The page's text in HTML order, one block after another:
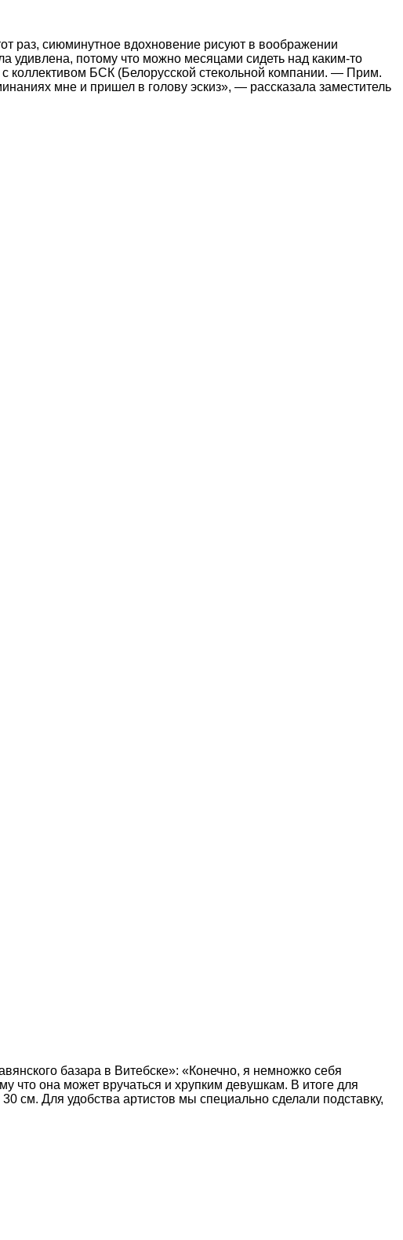
раз, сиюминутное вдохновение рисуют в воображении
удивлена, потому что можно месяцами сидеть над каким-то
коллективом БСК (Белорусской стекольной компании. — Прим.
мне и пришел в голову эскиз», — рассказала заместитель
базара в Витебске»: «Конечно, я немножко себя
что она может вручаться и хрупким девушкам. В итоге для
см. Для удобства артистов мы специально сделали подставку,